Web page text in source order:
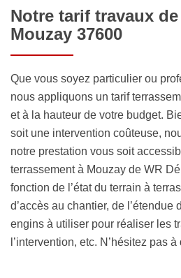
Notre tarif travaux
Mouzay 37600
Que vous soyez particulier ou
nous appliquons un tarif
et à la hauteur de votre budget.
soit une intervention coûteuse,
notre prestation vous soit
terrassement à Mouzay de WR
fonction de l’état du terrain à
d’accès au chantier, de l’étendue
engins à utiliser pour réaliser les
l’intervention, etc. N’hésitez pas